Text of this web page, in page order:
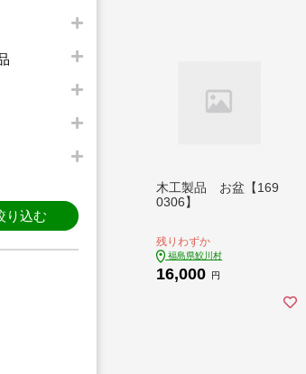
り込む
木工製品 お盆【169
0306】
残りわずか
福島県鮫川村
16,000 円